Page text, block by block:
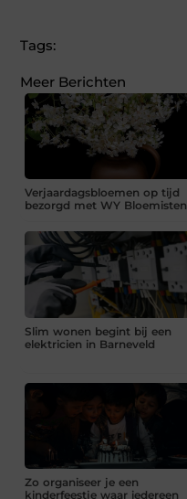
Tags:
Meer Berichten
Verjaardagsbloemen op tijd
bezorgd met WY Bloemisten
Slim wonen begint bij een
elektricien in Barneveld
Zo organiseer je een
kinderfeestje waar iedereen